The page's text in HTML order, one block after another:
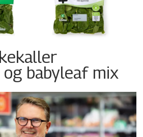
babyleaf mix